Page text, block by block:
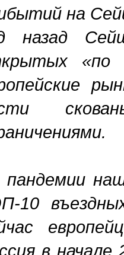
на
назад
«по
пандемии
10
в